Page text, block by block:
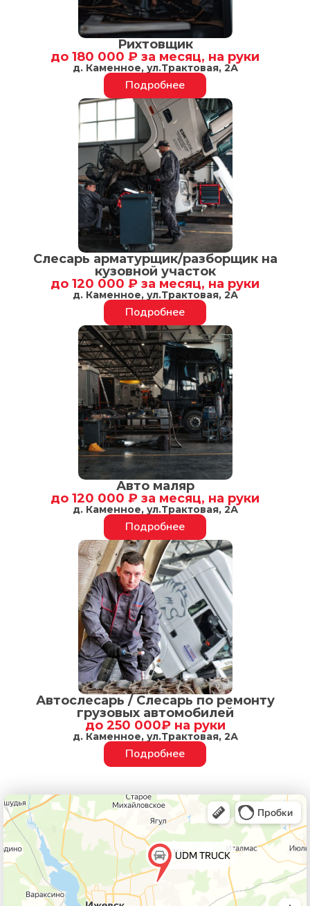
Рихтовщик
до 180 000 ₽ за месяц, на руки
д. Каменное, ул.Трактовая, 2А
Подробнее
Слесарь арматурщик/разборщик на
кузовной участок
до 120 000 ₽ за месяц, на руки
д. Каменное, ул.Трактовая, 2А
Подробнее
Авто маляр
до 120 000 ₽ за месяц, на руки
д. Каменное, ул.Трактовая, 2А
Подробнее
Автослесарь / Слесарь по ремонту
грузовых автомобилей
до 250 000₽ на руки
д. Каменное, ул.Трактовая, 2А
Подробнее